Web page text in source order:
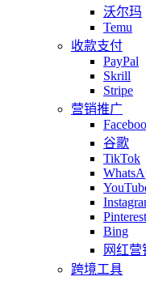
沃尔玛
Temu
收款支付
PayPal
Skrill
Stripe
营销推广
谷歌
TikTok
Pinterest
Bing
网红营
跨境工具